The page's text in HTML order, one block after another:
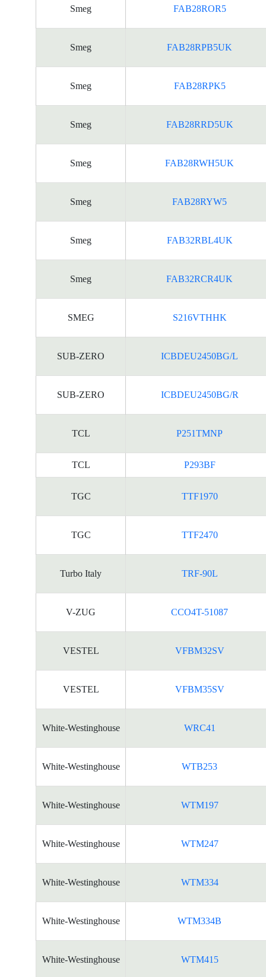
Smeg FAB28ROR5
Smeg FAB28RPB5UK
Smeg FAB28RPK5
Smeg FAB28RRD5UK
Smeg FAB28RWH5UK
Smeg FAB28RYW5
Smeg FAB32RBL4UK
Smeg FAB32RCR4UK
SMEG S216VTHHK
SUB-ZERO ICBDEU2450BG/L
SUB-ZERO ICBDEU2450BG/R
TCL P251TMNP
TCL P293BF
TGC TTF1970
TGC TTF2470
Turbo Italy TRF-90L
V-ZUG CCO4T-51087
VESTEL VFBM32SV
VESTEL VFBM35SV
White-Westinghouse WRC41
White-Westinghouse WTB253
White-Westinghouse WTM197
White-Westinghouse WTM247
White-Westinghouse WTM334
White-Westinghouse WTM334B
White-Westinghouse WTM415